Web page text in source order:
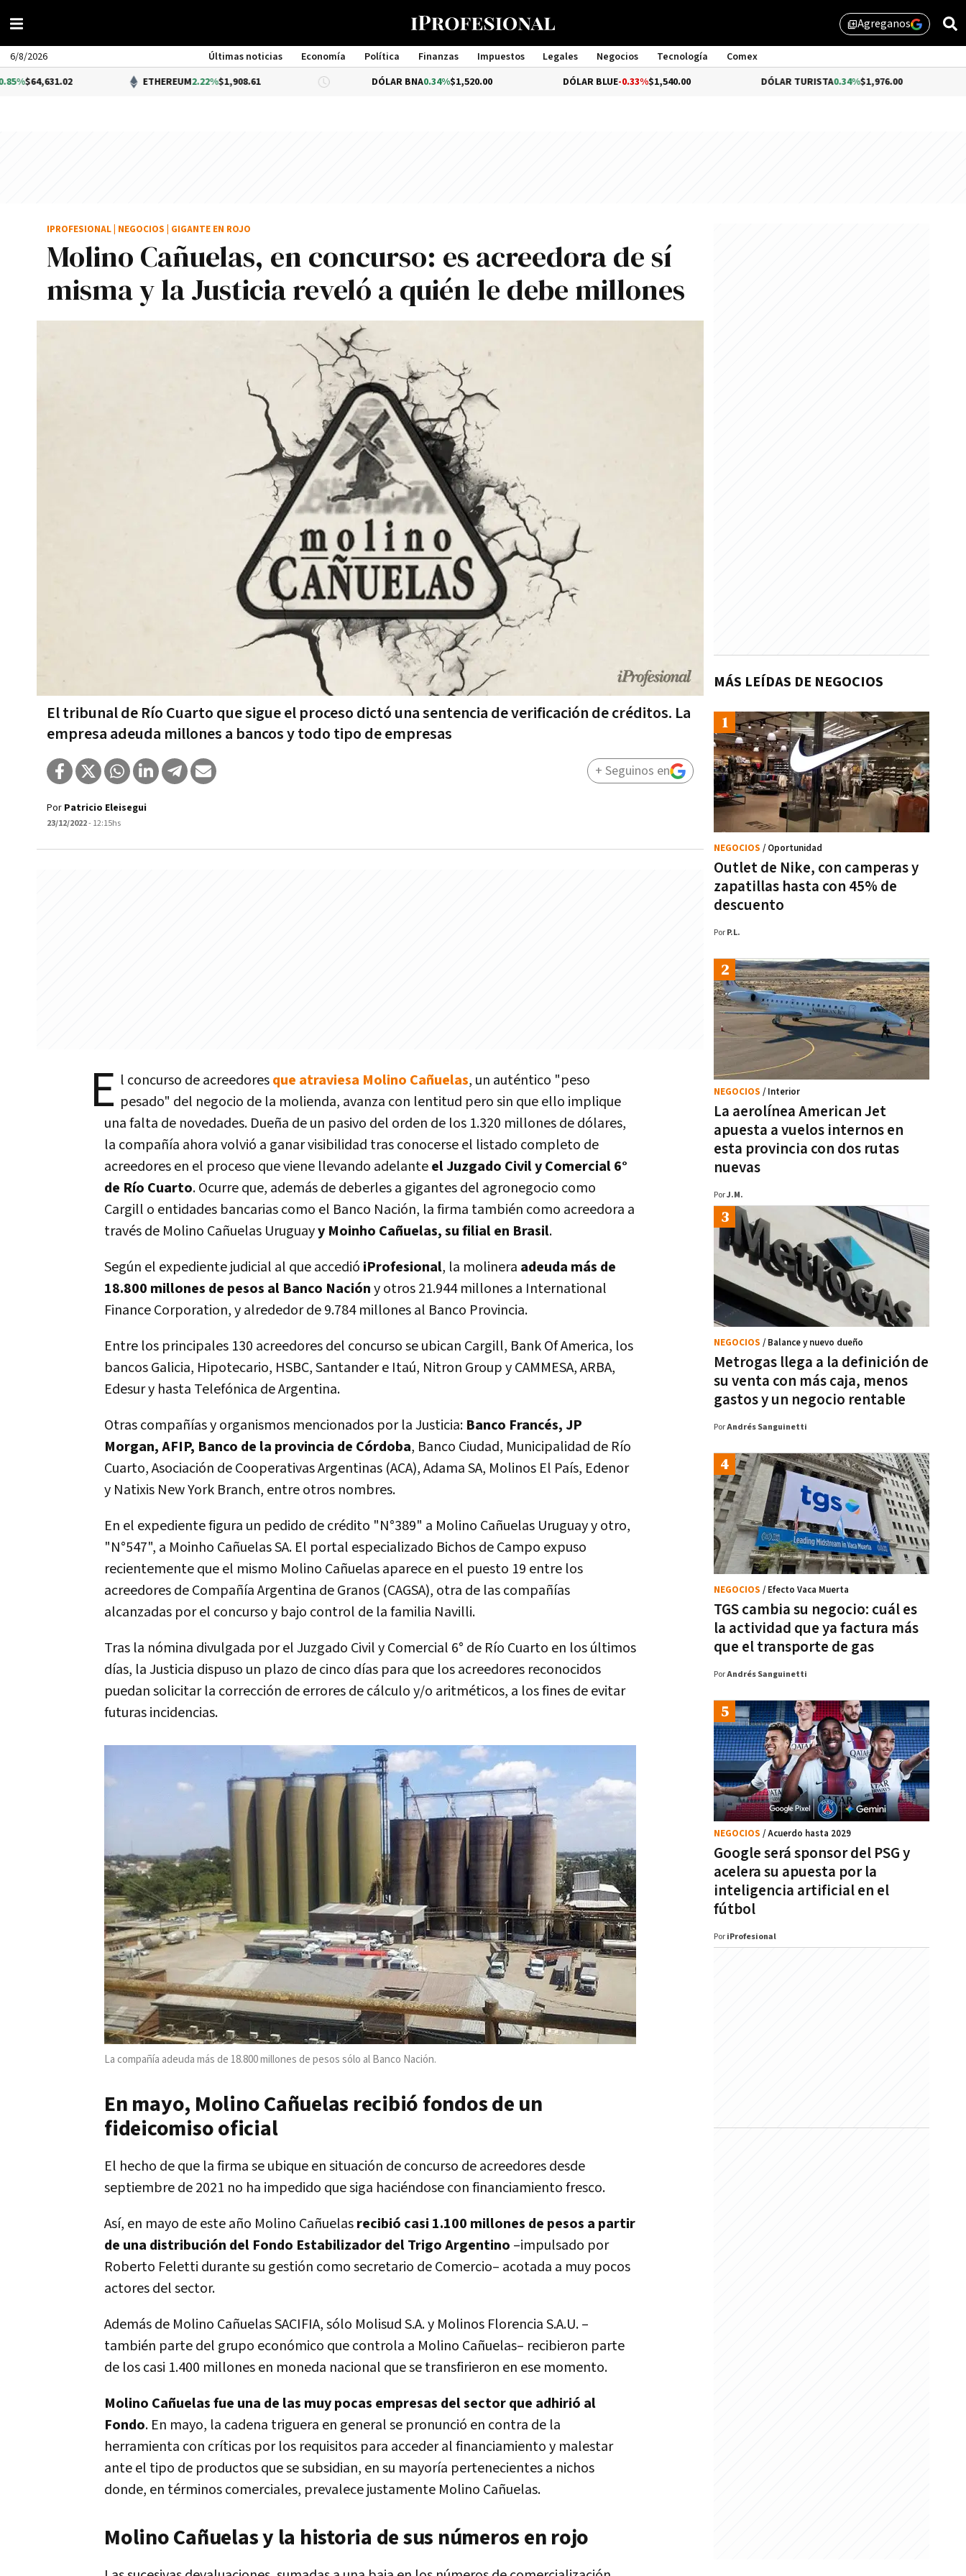
library_addAgreganos
6/8/2026 Últimas noticias Economía Política Finanzas Impuestos Legales Negocios Tecnología
Comex
Management
2.22%$1,908.61 DÓLAR BNA 0.34%$1,520.00 -0.33%$1,540.00 DÓLAR TURISTA0.34%$1,976.00
Molino Cañuelas, en concurso: es acreedora de sí
misma y la Justicia reveló a quién le debe millones
El tribunal de Río Cuarto que sigue el proceso dictó una sentencia de verificación de créditos. La
empresa adeuda millones a bancos y todo tipo de empresas
IPROFESIONAL NEGOCIOS GIGANTE EN ROJO
Por Patricio Eleisegui
23/12/2022- 12:15hs
+ Seguinos en
E l concurso de acreedoresque atraviesa Molino Cañuelas, un auténtico "peso
pesado" del negocio de la molienda, avanza con lentitud pero sin que ello implique
una falta de novedades. Dueña de un pasivo del orden de los 1.320 millones de dólares,
la compañía ahora volvió a ganar visibilidad tras conocerse el listado completo de
acreedores en el proceso que viene llevando adelanteel Juzgado Civil y Comercial 6°
de Río Cuarto. Ocurre que, además de deberles a gigantes del agronegocio como
Cargill o entidades bancarias como el Banco Nación, la firma también como acreedora a
través de Molino Cañuelas Uruguayy Moinho Cañuelas, su filial en Brasil.
Según el expediente judicial al que accedió iProfesional, la molinera adeuda más de
18.800 millones de pesos al Banco Nacióny otros 21.944 millones a International
Finance Corporation, y alrededor de 9.784 millones al Banco Provincia.
Entre los principales 130 acreedores del concurso se ubican Cargill, Bank Of America, los
bancos Galicia, Hipotecario, HSBC, Santander e Itaú, Nitron Group y CAMMESA, ARBA,
Edesur y hasta Telefónica de Argentina.
Otras compañías y organismos mencionados por la Justicia: Banco Francés, JP
Morgan, AFIP, Banco de la provincia de Córdoba, Banco Ciudad, Municipalidad de Río
Cuarto, Asociación de Cooperativas Argentinas (ACA), Adama SA, Molinos El País, Edenor
y Natixis New York Branch, entre otros nombres.
En el expediente figura un pedido de crédito "N°389" a Molino Cañuelas Uruguay y otro,
"N°547", a Moinho Cañuelas SA. El portal especializado Bichos de Campo expuso
recientemente que el mismo Molino Cañuelas aparece en el puesto 19 entre los
acreedores de Compañía Argentina de Granos (CAGSA), otra de las compañías
alcanzadas por el concurso y bajo control de la familia Navilli.
Tras la nómina divulgada por el Juzgado Civil y Comercial 6° de Río Cuarto en los últimos
días, la Justicia dispuso un plazo de cinco días para que los acreedores reconocidos
puedan solicitar la corrección de errores de cálculo y/o aritméticos, a los fines de evitar
futuras incidencias.
La compañía adeuda más de 18.800 millones de pesos sólo al Banco Nación.
En mayo, Molino Cañuelas recibió fondos de un
fideicomiso oficial
El hecho de que la firma se ubique en situación de concurso de acreedores desde
septiembre de 2021 no ha impedido que siga haciéndose con financiamiento fresco.
Así, en mayo de este año Molino Cañuelasrecibió casi 1.100 millones de pesos a partir
de una distribución del Fondo Estabilizador del Trigo Argentino –impulsado por
Roberto Feletti durante su gestión como secretario de Comercio– acotada a muy pocos
actores del sector.
Además de Molino Cañuelas SACIFIA, sólo Molisud S.A. y Molinos Florencia S.A.U. –
también parte del grupo económico que controla a Molino Cañuelas– recibieron parte
de los casi 1.400 millones en moneda nacional que se transfirieron en ese momento.
Molino Cañuelas fue una de las muy pocas empresas del sector que adhirió al
Fondo. En mayo, la cadena triguera en general se pronunció en contra de la
herramienta con críticas por los requisitos para acceder al financiamiento y malestar
ante el tipo de productos que se subsidian, en su mayoría pertenecientes a nichos
donde, en términos comerciales, prevalece justamente Molino Cañuelas.
Molino Cañuelas y la historia de sus números en rojo
MÁS LEÍDAS DE NEGOCIOS
Outlet de Nike, con camperas y
zapatillas hasta con 45% de
descuento
NEGOCIOS / Oportunidad
Por P.L.
La aerolínea American Jet
apuesta a vuelos internos en
esta provincia con dos rutas
nuevas
NEGOCIOS / Interior
PorJ.M.
Metrogas llega a la definición de
su venta con más caja, menos
gastos y un negocio rentable
NEGOCIOS / Balance y nuevo dueño
PorAndrés Sanguinetti
TGS cambia su negocio: cuál es
la actividad que ya factura más
que el transporte de gas
NEGOCIOS / Efecto Vaca Muerta
PorAndrés Sanguinetti
Google será sponsor del PSG y
acelera su apuesta por la
inteligencia artificial en el
fútbol
NEGOCIOS / Acuerdo hasta 2029
Por iProfesional